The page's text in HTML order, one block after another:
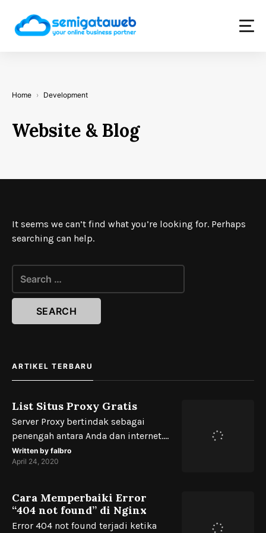
content
Home Development
Website & Blog
It seems we can’t find what you’re looking for. Perhaps
searching can help.
for:
ARTIKEL TERBARU
List Situs Proxy Gratis
Server Proxy bertindak sebagai
penengah antara Anda dan internet.
Proxy digunakan untuk
menyediakan berbagai keamanan,
memilih server proxy tergantung
pada kebutuhan individu atau
kebijakan perusahaan. Seperti
Written by falbro
April 24, 2020
Cara Memperbaiki Error
“404 not found” di Nginx
Error 404 not found terjadi ketika